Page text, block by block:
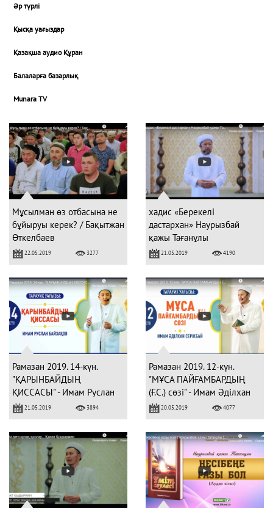
Әр түрлі
Қысқа уағыздар
Қазақша аудио Құран
Балаларға базарлық
Munara TV
Мұсылман өз отбасына не
бұйыруы керек? / Бақытжан
Өткелбаев
22.05.2019 3277
хадис «Берекелі
дастархан» Наурызбай
қажы Тағанұлы
21.05.2019 4190
Рамазан 2019. 14-күн.
"ҚАРЫНБАЙДЫҢ
ҚИССАСЫ" - Имам Руслан
БАЙЗАҚОВ
21.05.2019 3894
Рамазан 2019. 12-күн.
"МҰСА ПАЙҒАМБАРДЫҢ
(Ғ.С.) сөзі" - Имам Әділхан
СЕРІКБАЙ
20.05.2019 4077